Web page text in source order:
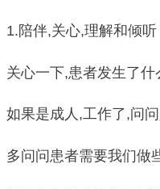
1.陪伴,关心,理解和倾听
关心一下,患者发生了
如果是成人,工作了,问
多问问患者需要我们做